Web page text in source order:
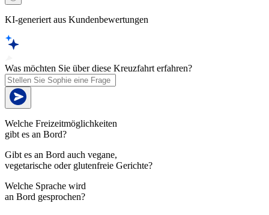
KI-generiert aus Kundenbewertungen
Was möchten Sie über diese Kreuzfahrt erfahren?
Welche Freizeitmöglichkeiten
gibt es an Bord?
Gibt es an Bord auch vegane,
vegetarische oder glutenfreie Gerichte?
Welche Sprache wird
an Bord gesprochen?